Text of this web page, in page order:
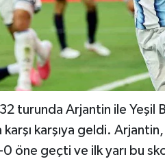
turunda Arjantin ile Yeşil
karşıya geldi. Arjantin,
öne geçti ve ilk yarı bu